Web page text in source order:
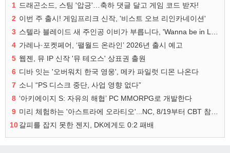
1 드래곤소드, 스팀 '압긍'…축하 댓글 달고 게임 코드 받자!
2 이번 주 출시! 게임프리크 신작, '비스트 오브 리인카네이션'
3
4 가레나·포켓페어, ‘팰월드 온라인’ 2026년 출시 예고
5 웹젠, 뮤 IP 신작 '뮤 테오스' 상표권 출원
6 디바 잇는 '오버워치 한국 영웅', 메카 파일럿 디몬 나온다
7 소니 “PS 디스크 중단, 사업 영향 없다”
8 ‘아키에이지 S: 자유의 해협’ PC MMORPG로 개발한다
9
10갈피를 잡지 못한 젠지, DK에게도 0:2 패배